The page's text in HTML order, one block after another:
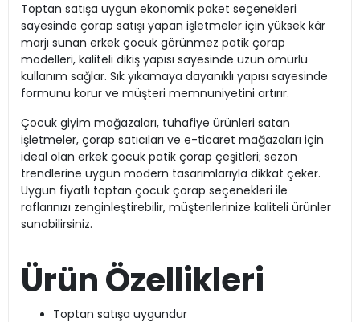
Toptan satışa uygun ekonomik paket seçenekleri
sayesinde çorap satışı yapan işletmeler için yüksek kâr
marjı sunan erkek çocuk görünmez patik çorap
modelleri, kaliteli dikiş yapısı sayesinde uzun ömürlü
kullanım sağlar. Sık yıkamaya dayanıklı yapısı sayesinde
formunu korur ve müşteri memnuniyetini artırır.
Çocuk giyim mağazaları, tuhafiye ürünleri satan
işletmeler, çorap satıcıları ve e-ticaret mağazaları için
ideal olan erkek çocuk patik çorap çeşitleri; sezon
trendlerine uygun modern tasarımlarıyla dikkat çeker.
Uygun fiyatlı toptan çocuk çorap seçenekleri ile
raflarınızı zenginleştirebilir, müşterilerinize kaliteli ürünler
sunabilirsiniz.
Ürün Özellikleri
Toptan satışa uygundur